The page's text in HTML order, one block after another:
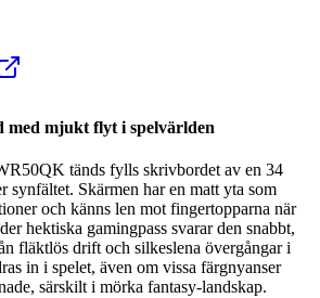
med mjukt flyt i spelvärlden
tänds fylls skrivbordet av en 34
synfältet. Skärmen har en matt yta som
och känns len mot fingertopparna när
hektiska gamingpass svarar den snabbt,
fläktlös drift och silkeslena övergångar i
in i spelet, även om vissa färgnyanser
särskilt i mörka fantasy-landskap.